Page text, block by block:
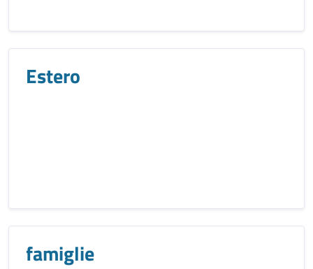
Estero
famiglie